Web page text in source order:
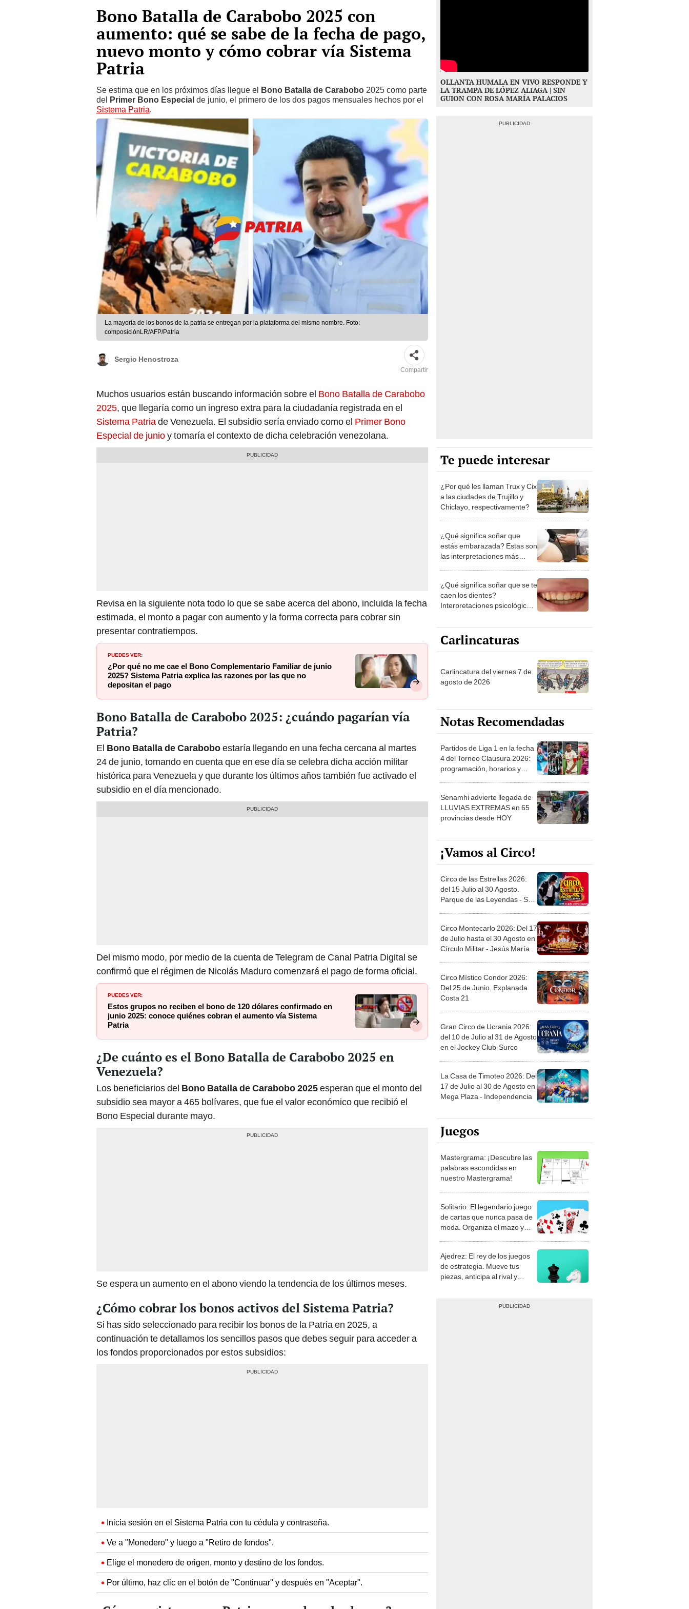
Bono Batalla de Carabobo 2025 con
aumento: qué se sabe de la fecha de pago,
nuevo monto y cómo cobrar vía Sistema
Patria
Se estima que en los próximos días llegue el Bono Batalla de Carabobo 2025 como parte
del Primer Bono Especial de junio, el primero de los dos pagos mensuales hechos por el
Sistema Patria.
La mayoría de los bonos de la patria se entregan por la plataforma del mismo nombre. Foto:
composiciónLR/AFP/Patria
Sergio Henostroza
Compartir
Muchos usuarios están buscando información sobre el Bono Batalla de Carabobo
2025, que llegaría como un ingreso extra para la ciudadanía registrada en el
Sistema Patriade Venezuela. El subsidio sería enviado como el Primer Bono
Especial de junioy tomaría el contexto de dicha celebración venezolana.
Revisa en la siguiente nota todo lo que se sabe acerca del abono, incluida la fecha
estimada, el monto a pagar con aumento y la forma correcta para cobrar sin
presentar contratiempos.
PUEDES VER:
¿Por qué no me cae el Bono Complementario Familiar de junio
2025? Sistema Patria explica las razones por las que no
depositan el pago
Bono Batalla de Carabobo 2025: ¿cuándo pagarían vía
Patria?
El Bono Batalla de Caraboboestaría llegando en una fecha cercana al martes
24 de junio, tomando en cuenta que en ese día se celebra dicha acción militar
histórica para Venezuela y que durante los últimos años también fue activado el
subsidio en el día mencionado.
Del mismo modo, por medio de la cuenta de Telegram de Canal Patria Digital se
confirmó que el régimen de Nicolás Maduro comenzará el pago de forma oficial.
PUEDES VER:
Estos grupos no reciben el bono de 120 dólares confirmado en
junio 2025: conoce quiénes cobran el aumento vía Sistema
Patria
¿De cuánto es el Bono Batalla de Carabobo 2025 en
Venezuela?
Los beneficiarios del Bono Batalla de Carabobo 2025esperan que el monto del
subsidio sea mayor a 465 bolívares, que fue el valor económico que recibió el
Bono Especial durante mayo.
Se espera un aumento en el abono viendo la tendencia de los últimos meses.
¿Cómo cobrar los bonos activos del Sistema Patria?
Si has sido seleccionado para recibir los bonos de la Patria en 2025, a
continuación te detallamos los sencillos pasos que debes seguir para acceder a
los fondos proporcionados por estos subsidios:
Inicia sesión en el Sistema Patria con tu cédula y contraseña.
Ve a "Monedero" y luego a "Retiro de fondos".
Elige el monedero de origen, monto y destino de los fondos.
Por último, haz clic en el botón de "Continuar" y después en "Aceptar".
OLLANTA HUMALA EN VIVO RESPONDE Y
LA TRAMPA DE LÓPEZ ALIAGA | SIN
GUION CON ROSA MARÍA PALACIOS
Te puede interesar
¿Por qué les llaman Trux y Cix
a las ciudades de Trujillo y
Chiclayo, respectivamente?
¿Qué significa soñar que
estás embarazada? Estas son
las interpretaciones más
¿Qué significa soñar que se te
caen los dientes?
Interpretaciones psicológicas
Carlincaturas
Carlincatura del viernes 7 de
agosto de 2026
Notas Recomendadas
Partidos de Liga 1 en la fecha
4 del Torneo Clausura 2026:
programación, horarios y
Senamhi advierte llegada de
LLUVIAS EXTREMAS en 65
provincias desde HOY
¡Vamos al Circo!
Circo de las Estrellas 2026:
del 15 Julio al 30 Agosto.
Parque de las Leyendas - San
Circo Montecarlo 2026: Del 17
de Julio hasta el 30 Agosto en
Círculo Militar - Jesús María
Circo Místico Condor 2026:
Del 25 de Junio. Explanada
Costa 21
Gran Circo de Ucrania 2026:
del 10 de Julio al 31 de Agosto
en el Jockey Club-Surco
La Casa de Timoteo 2026: Del
17 de Julio al 30 de Agosto en
Mega Plaza - Independencia
Juegos
Mastergrama: ¡Descubre las
palabras escondidas en
nuestro Mastergrama!
Solitario: El legendario juego
de cartas que nunca pasa de
moda. Organiza el mazo y
Ajedrez: El rey de los juegos
de estrategia. Mueve tus
piezas, anticipa al rival y